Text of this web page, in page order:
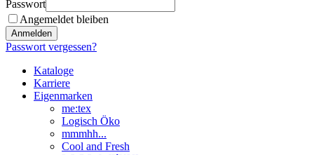
Passwort
Angemeldet bleiben
Anmelden
Passwort vergessen?
Kataloge
Karriere
Eigenmarken
me:tex
Logisch Öko
mmmhh...
Cool and Fresh